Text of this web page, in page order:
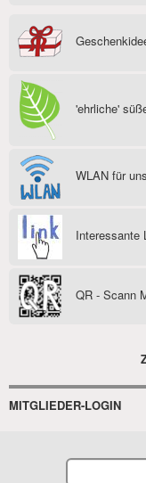
'ehrliche'
WLAN für
Interessante
QR - Scann
MITGLIEDER-LOGIN